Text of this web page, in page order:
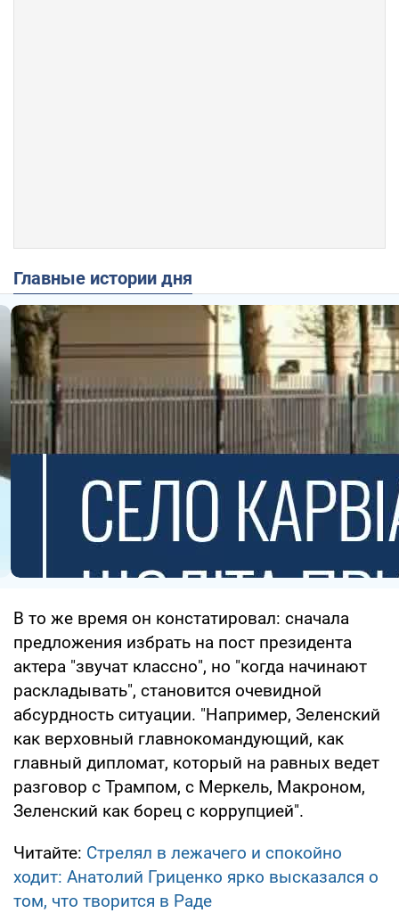
Главные истории дня
В то же время он констатировал: сначала
предложения избрать на пост президента
актера "звучат классно", но "когда начинают
раскладывать", становится очевидной
абсурдность ситуации. "Например, Зеленский
как верховный главнокомандующий, как
главный дипломат, который на равных ведет
разговор с Трампом, с Меркель, Макроном,
Зеленский как борец с коррупцией".
Читайте: Стрелял в лежачего и спокойно
ходит: Анатолий Гриценко ярко высказался о
том, что творится в Раде